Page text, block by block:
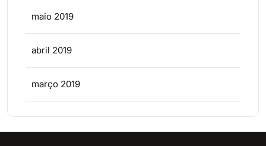
maio 2019
abril 2019
março 2019